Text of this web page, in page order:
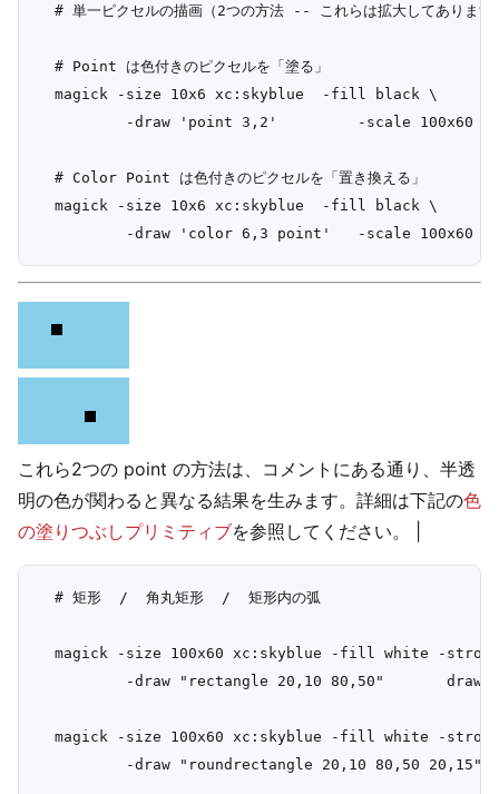
# 単一ピクセルの描画（2つの方法 -- これらは拡大してあります
  # Point は色付きのピクセルを「塗る」
  magick -size 10x6 xc:skyblue  -fill black \
-draw 'point 3,2'         -scale 100x60
  # Color Point は色付きのピクセルを「置き換える」
  magick -size 10x6 xc:skyblue  -fill black \
これら2つの point の方法は、コメントにある通り、半透
明の色が関わると異なる結果を生みます。詳細は下記の色
の塗りつぶしプリミティブを参照してください。
  # 矩形  /  角丸矩形  /  矩形内の弧
magick -size 100x60 xc:skyblue -fill white -
-draw "rectangle 20,10 80,50"
magick -size 100x60 xc:skyblue -fill white -
-draw "roundrectangle 20,10 80,50 20,15"